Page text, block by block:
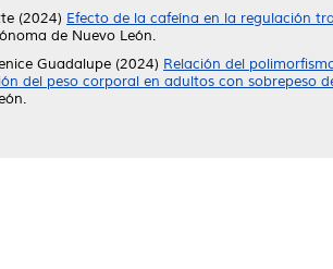
(2024) Efecto de la cafeína en la regulación
de Nuevo León.
Guadalupe (2024) Relación del
del peso corporal en adultos con sobrepeso